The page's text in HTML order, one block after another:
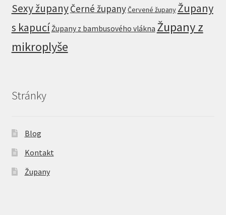
Sexy županyČerné županyČervené župany Župany
s kapucíŽupany z bambusového vlákna Župany z
mikroplyše
Stránky
Blog
Kontakt
Župany